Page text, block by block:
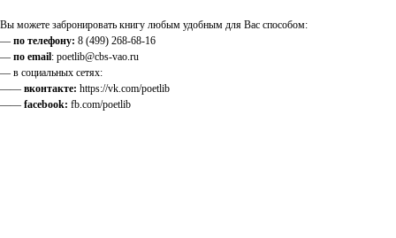
Вы можете забронировать книгу любым удобным для Вас способом:
— по телефону: 8 (499) 268-68-16
— по email: poetlib@cbs-vao.ru
— в социальных сетях:
—— вконтакте: https://vk.com/poetlib
—— facebook: fb.com/poetlib